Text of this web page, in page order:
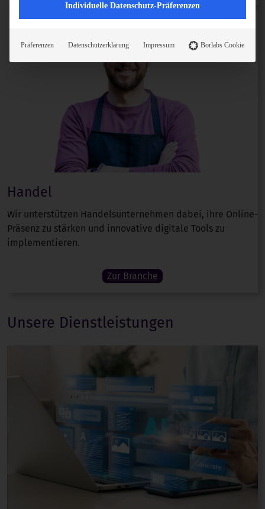
Handel
Wir unterstützen Handelsunternehmen dabei, ihre Online-
Präsenz zu stärken und innovative digitale Tools zu
implementieren.
Zur Branche
Unsere Dienstleistungen
Individuelle Datenschutz-Präferenzen
Präferenzen Datenschutzerklärung Impressum Borlabs Cookie